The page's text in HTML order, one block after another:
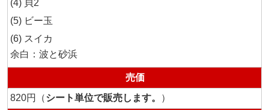
貝2
ビー玉
スイカ
余白：波と砂浜
売価
820円（シート単位で販売します。 ）